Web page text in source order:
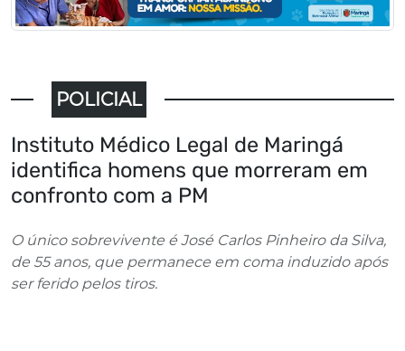
POLICIAL
Instituto Médico Legal de Maringá
identifica homens que morreram em
confronto com a PM
O único sobrevivente é José Carlos Pinheiro da Silva,
de 55 anos, que permanece em coma induzido após
ser ferido pelos tiros.